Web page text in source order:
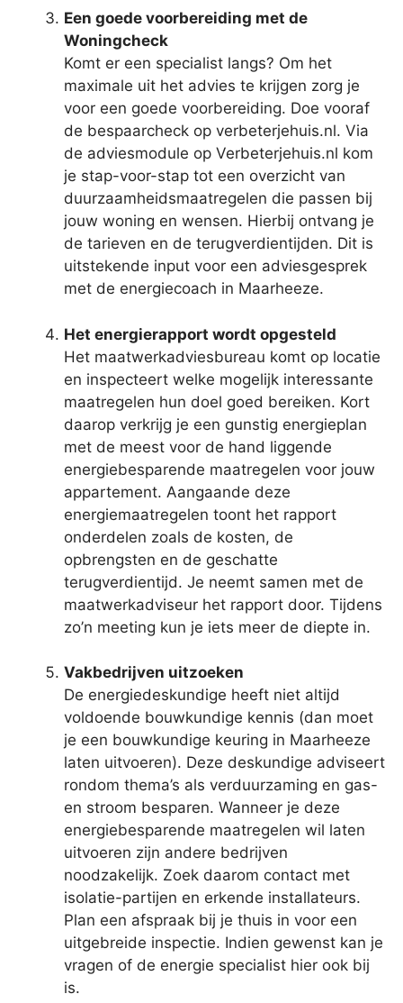
Een goede voorbereiding met de
Woningcheck
Komt er een specialist langs? Om het
maximale uit het advies te krijgen zorg je
voor een goede voorbereiding. Doe vooraf
de bespaarcheck op verbeterjehuis.nl. Via
de adviesmodule op Verbeterjehuis.nl kom
je stap-voor-stap tot een overzicht van
duurzaamheidsmaatregelen die passen bij
jouw woning en wensen. Hierbij ontvang je
de tarieven en de terugverdientijden. Dit is
uitstekende input voor een adviesgesprek
met de energiecoach in Maarheeze.
Het energierapport wordt opgesteld
Het maatwerkadviesbureau komt op locatie
en inspecteert welke mogelijk interessante
maatregelen hun doel goed bereiken. Kort
daarop verkrijg je een gunstig energieplan
met de meest voor de hand liggende
energiebesparende maatregelen voor jouw
appartement. Aangaande deze
energiemaatregelen toont het rapport
onderdelen zoals de kosten, de
opbrengsten en de geschatte
terugverdientijd. Je neemt samen met de
maatwerkadviseur het rapport door. Tijdens
zo’n meeting kun je iets meer de diepte in.
Vakbedrijven uitzoeken
De energiedeskundige heeft niet altijd
voldoende bouwkundige kennis (dan moet
je een bouwkundige keuring in Maarheeze
laten uitvoeren). Deze deskundige adviseert
rondom thema’s als verduurzaming en gas-
en stroom besparen. Wanneer je deze
energiebesparende maatregelen wil laten
uitvoeren zijn andere bedrijven
noodzakelijk. Zoek daarom contact met
isolatie-partijen en erkende installateurs.
Plan een afspraak bij je thuis in voor een
uitgebreide inspectie. Indien gewenst kan je
vragen of de energie specialist hier ook bij
is.